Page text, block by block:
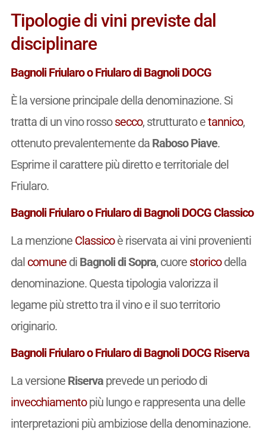
Tipologie di vini previste dal
disciplinare
Bagnoli Friularo o Friularo di Bagnoli DOCG
È la versione principale della denominazione. Si
tratta di un vino rossosecco, strutturato etannico,
ottenuto prevalentemente da Raboso Piave.
Esprime il carattere più diretto e territoriale del
Friularo.
Bagnoli Friularo o Friularo di Bagnoli DOCG Classico
La menzione Classicoè riservata ai vini provenienti
dal comunedi Bagnoli di Sopra, cuore storicodella
denominazione. Questa tipologia valorizza il
legame più stretto tra il vino e il suo territorio
originario.
Bagnoli Friularo o Friularo di Bagnoli DOCG Riserva
La versione Riservaprevede un periodo di
invecchiamentopiù lungo e rappresenta una delle
interpretazioni più ambiziose della denominazione.